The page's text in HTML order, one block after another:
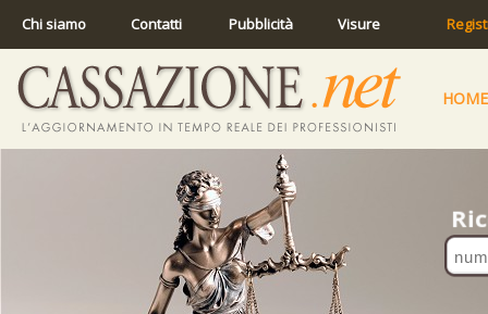
Chi siamo Contatti Pubblicità Visure
HOME